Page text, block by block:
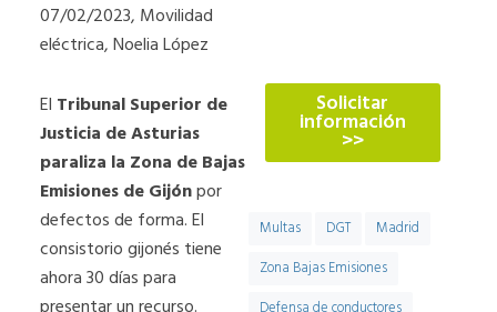
07/02/2023, Movilidad
eléctrica, Noelia López
El Tribunal Superior de
Justicia de Asturias
paraliza la Zona de Bajas
Emisiones de Gijónpor
defectos de forma. El
consistorio gijonés tiene
ahora 30 días para
Solicitar
información
>>
Multas DGT
Madrid
Zona Bajas Emisiones